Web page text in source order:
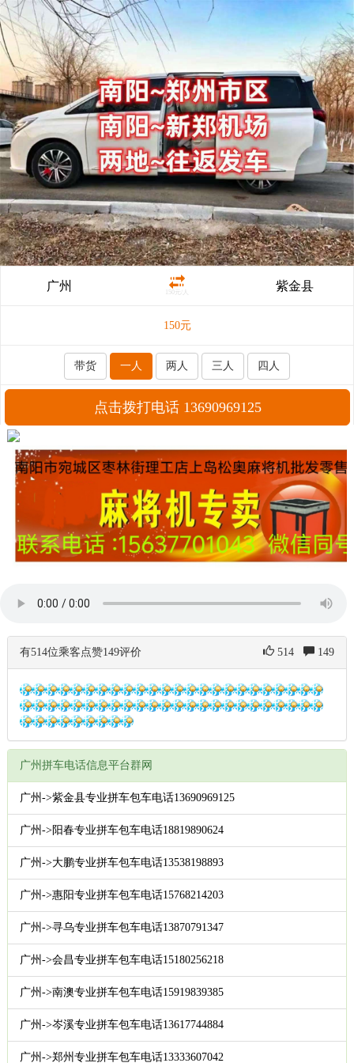
广州 150元/人 紫金县
150元
带货 一人 两人 三人 四人
点击拨打电话 13690969125
有514位乘客点赞149评价 514 149
广州拼车电话信息平台群网
广州->紫金县专业拼车包车电话13690969125
广州->阳春专业拼车包车电话18819890624
广州->大鹏专业拼车包车电话13538198893
广州->惠阳专业拼车包车电话15768214203
广州->寻乌专业拼车包车电话13870791347
广州->会昌专业拼车包车电话15180256218
广州->南澳专业拼车包车电话15919839385
广州->岑溪专业拼车包车电话13617744884
广州->郑州专业拼车包车电话13333607042